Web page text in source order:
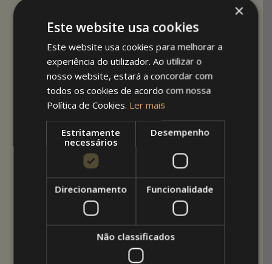
6. Enxagúe completamente o toldo. Resto de
detergente deixado no material vai deixar
marcas.
7. Cerca de uma vez por mês enxagúe o toldo
mantenha a parte inferior limpa, simplesmente
escovando com uma vassoura doméstica
8. Mantenha os arbustos e videiras longe do seu
toldo, eles contêm ácido que pode danificar o
tecido. Além disso, verifique a armação do toldo
para ver se tem ferrugem. Embora não seja
provável, pode causar a deterioração da
armação e levar a manchar de tecido.
×
Este website usa cookies
Este website usa cookies para melhorar a
experiência do utilizador. Ao utilizar o
nosso website, estará a concordar com
todos os cookies de acordo com nossa
Política de Cookies. Ler mais
Estritamente
necessários
Desempenho
Direcionamento Funcionalidade
Não classificados